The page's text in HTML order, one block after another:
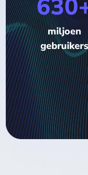
miljoen
gebruikers